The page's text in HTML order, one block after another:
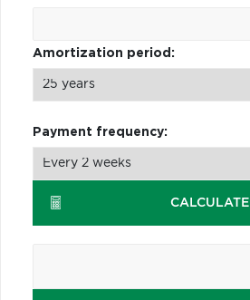
Amortization period:
Payment frequency:
CALCULATE